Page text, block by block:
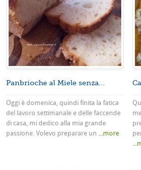
Panbrioche al Miele senza...
Oggi è domenica, quindi finita la fatica
del lavoro settimanale e delle faccende
di casa, mi dedico alla mia grande
passione. Volevo preparare un ...more